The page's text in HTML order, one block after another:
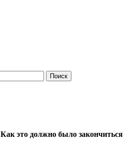
Как это должно было закончиться